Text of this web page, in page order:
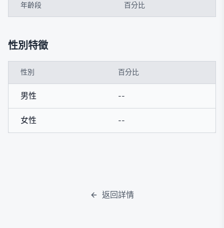
年齡段 百分比
性別特徵
性別 百分比
男性 --
女性 --
返回詳情